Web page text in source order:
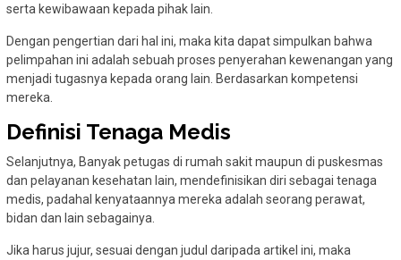
serta kewibawaan kepada pihak lain.
Dengan pengertian dari hal ini, maka kita dapat simpulkan bahwa
pelimpahan ini adalah sebuah proses penyerahan kewenangan yang
menjadi tugasnya kepada orang lain. Berdasarkan kompetensi
mereka.
Definisi Tenaga Medis
Selanjutnya, Banyak petugas di rumah sakit maupun di puskesmas
dan pelayanan kesehatan lain, mendefinisikan diri sebagai tenaga
medis, padahal kenyataannya mereka adalah seorang perawat,
bidan dan lain sebagainya.
Jika harus jujur, sesuai dengan judul daripada artikel ini, maka